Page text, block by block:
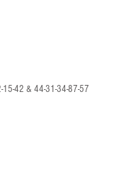
15-42 & 44-31-34-87-57